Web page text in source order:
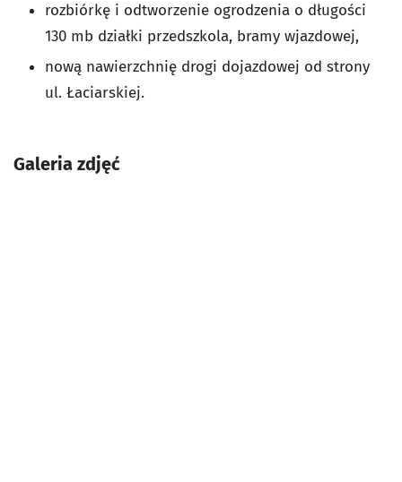
rozbiórkę i odtworzenie ogrodzenia o długości
130 mb działki przedszkola, bramy wjazdowej,
nową nawierzchnię drogi dojazdowej od strony
ul. Łaciarskiej.
Galeria zdjęć